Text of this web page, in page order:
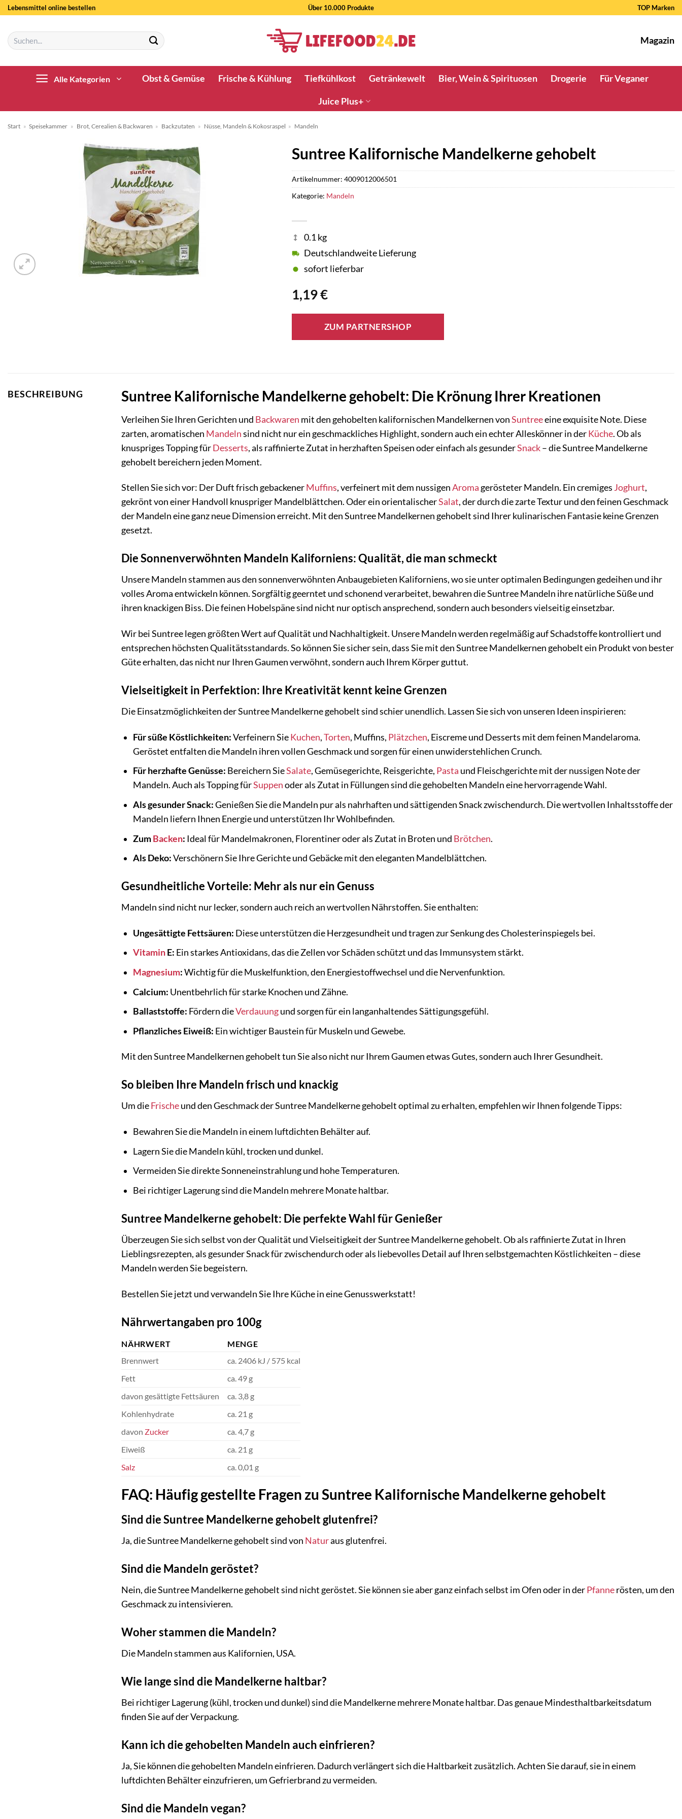
Zum
springen
Lebensmittel online bestellen Über 10.000 Produkte TOP Marken
Suchen
nach:
Magazin
Alle Kategorien Obst & Gemüse Frische & Kühlung Tiefkühlkost Getränkewelt Bier, Wein & Spirituosen Drogerie Für Veganer
Juice Plus+
Start » Speisekammer » Brot, Cerealien & Backwaren » Backzutaten » Nüsse, Mandeln & Kokosraspel » Mandeln
Suntree Kalifornische Mandelkerne gehobelt
1,19€
0.1 kg
Deutschlandweite Lieferung
sofort lieferbar
ZUM PARTNERSHOP
Artikelnummer: 4009012006501
Kategorie: Mandeln
BESCHREIBUNG Suntree Kalifornische Mandelkerne gehobelt: Die Krönung Ihrer Kreationen
Verleihen Sie Ihren Gerichten und Backwaren mit den gehobelten kalifornischen Mandelkernen vonSuntreeeine exquisite Note. Diese
zarten, aromatischen Mandelnsind nicht nur ein geschmackliches Highlight, sondern auch ein echter Alleskönner in derKüche. Ob als
knuspriges Topping fürDesserts, als raffinierte Zutat in herzhaften Speisen oder einfach als gesunderSnack– die Suntree Mandelkerne
gehobelt bereichern jeden Moment.
Stellen Sie sich vor: Der Duft frisch gebackenerMuffins, verfeinert mit dem nussigenAromagerösteter Mandeln. Ein cremigesJoghurt,
gekrönt von einer Handvoll knuspriger Mandelblättchen. Oder ein orientalischerSalat, der durch die zarte Textur und den feinen Geschmack
der Mandeln eine ganz neue Dimension erreicht. Mit den Suntree Mandelkernen gehobelt sind Ihrer kulinarischen Fantasie keine Grenzen
gesetzt.
Die Sonnenverwöhnten Mandeln Kaliforniens: Qualität, die man schmeckt
Unsere Mandeln stammen aus den sonnenverwöhnten Anbaugebieten Kaliforniens, wo sie unter optimalen Bedingungen gedeihen und ihr
volles Aroma entwickeln können. Sorgfältig geerntet und schonend verarbeitet, bewahren die Suntree Mandeln ihre natürliche Süße und
ihren knackigen Biss. Die feinen Hobelspäne sind nicht nur optisch ansprechend, sondern auch besonders vielseitig einsetzbar.
Wir bei Suntree legen größten Wert auf Qualität und Nachhaltigkeit. Unsere Mandeln werden regelmäßig auf Schadstoffe kontrolliert und
entsprechen höchsten Qualitätsstandards. So können Sie sicher sein, dass Sie mit den Suntree Mandelkernen gehobelt ein Produkt von bester
Güte erhalten, das nicht nur Ihren Gaumen verwöhnt, sondern auch Ihrem Körper guttut.
Vielseitigkeit in Perfektion: Ihre Kreativität kennt keine Grenzen
Die Einsatzmöglichkeiten der Suntree Mandelkerne gehobelt sind schier unendlich. Lassen Sie sich von unseren Ideen inspirieren:
Für süße Köstlichkeiten:Verfeinern SieKuchen,Torten, Muffins, Plätzchen, Eiscreme und Desserts mit dem feinen Mandelaroma.
Geröstet entfalten die Mandeln ihren vollen Geschmack und sorgen für einen unwiderstehlichen Crunch.
Für herzhafte Genüsse: Bereichern SieSalate, Gemüsegerichte, Reisgerichte, Pasta und Fleischgerichte mit der nussigen Note der
Mandeln. Auch als Topping fürSuppenoder als Zutat in Füllungen sind die gehobelten Mandeln eine hervorragende Wahl.
Als gesunder Snack:Genießen Sie die Mandeln pur als nahrhaften und sättigenden Snack zwischendurch. Die wertvollen Inhaltsstoffe der
Mandeln liefern Ihnen Energie und unterstützen Ihr Wohlbefinden.
ZumBacken: Ideal für Mandelmakronen, Florentiner oder als Zutat in Broten und Brötchen.
Als Deko:Verschönern Sie Ihre Gerichte und Gebäcke mit den eleganten Mandelblättchen.
Gesundheitliche Vorteile: Mehr als nur ein Genuss
Mandeln sind nicht nur lecker, sondern auch reich an wertvollen Nährstoffen. Sie enthalten:
Ungesättigte Fettsäuren: Diese unterstützen die Herzgesundheit und tragen zur Senkung des Cholesterinspiegels bei.
VitaminE: Ein starkes Antioxidans, das die Zellen vor Schäden schützt und das Immunsystem stärkt.
Magnesium:Wichtig für die Muskelfunktion, den Energiestoffwechsel und die Nervenfunktion.
Calcium: Unentbehrlich für starke Knochen und Zähne.
Ballaststoffe: Fördern dieVerdauungund sorgen für ein langanhaltendes Sättigungsgefühl.
Pflanzliches Eiweiß: Ein wichtiger Baustein für Muskeln und Gewebe.
Mit den Suntree Mandelkernen gehobelt tun Sie also nicht nur Ihrem Gaumen etwas Gutes, sondern auch Ihrer Gesundheit.
So bleiben Ihre Mandeln frisch und knackig
Um dieFrischeund den Geschmack der Suntree Mandelkerne gehobelt optimal zu erhalten, empfehlen wir Ihnen folgende Tipps:
Bewahren Sie die Mandeln in einem luftdichten Behälter auf.
Lagern Sie die Mandeln kühl, trocken und dunkel.
Vermeiden Sie direkte Sonneneinstrahlung und hohe Temperaturen.
Bei richtiger Lagerung sind die Mandeln mehrere Monate haltbar.
Suntree Mandelkerne gehobelt: Die perfekte Wahl für Genießer
Überzeugen Sie sich selbst von der Qualität und Vielseitigkeit der Suntree Mandelkerne gehobelt. Ob als raffinierte Zutat in Ihren
Lieblingsrezepten, als gesunder Snack für zwischendurch oder als liebevolles Detail auf Ihren selbstgemachten Köstlichkeiten – diese
Mandeln werden Sie begeistern.
Bestellen Sie jetzt und verwandeln Sie Ihre Küche in eine Genusswerkstatt!
Nährwertangaben pro 100g
NÄHRWERT
MENGE
Brennwert
ca. 2406 kJ / 575 kcal
Fett
ca. 49 g
davon gesättigte Fettsäuren
ca. 3,8 g
Kohlenhydrate
ca. 21 g
davon Zucker
ca. 4,7 g
Eiweiß
ca. 21 g
Salz
ca. 0,01 g
FAQ: Häufig gestellte Fragen zu Suntree Kalifornische Mandelkerne gehobelt
Sind die Suntree Mandelkerne gehobelt glutenfrei?
Ja, die Suntree Mandelkerne gehobelt sind von Naturaus glutenfrei.
Sind die Mandeln geröstet?
Nein, die Suntree Mandelkerne gehobelt sind nicht geröstet. Sie können sie aber ganz einfach selbst im Ofen oder in derPfannerösten, um den
Geschmack zu intensivieren.
Woher stammen die Mandeln?
Die Mandeln stammen aus Kalifornien, USA.
Wie lange sind die Mandelkerne haltbar?
Bei richtiger Lagerung (kühl, trocken und dunkel) sind die Mandelkerne mehrere Monate haltbar. Das genaue Mindesthaltbarkeitsdatum
finden Sie auf der Verpackung.
Kann ich die gehobelten Mandeln auch einfrieren?
Ja, Sie können die gehobelten Mandeln einfrieren. Dadurch verlängert sich die Haltbarkeit zusätzlich. Achten Sie darauf, sie in einem
luftdichten Behälter einzufrieren, um Gefrierbrand zu vermeiden.
Sind die Mandeln vegan?